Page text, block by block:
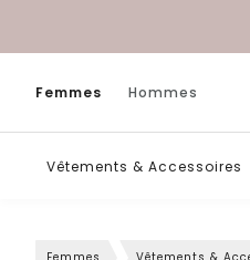
Femmes Hommes
Vêtements & Accessoires